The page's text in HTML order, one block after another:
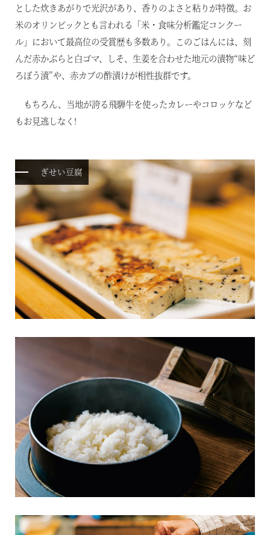
体験＆イベントガイド
イベント・ツアー
体験｜エクスペリエンス
SAVE HARVEST PROJECT
最新のお知らせ
施設情報
宿泊プラン一覧
レストランメニュー
VIALAシリーズ
RESERVEシリーズ
東急ハーヴェストクラブとは
利用料金
宿泊制限 / 特定期間
ハーヴェストポイント
ご友人のご紹介
宿泊ギフト券｜HARVEST GIFT TICKET
法人会員ご担当者様へ
天城高原
伊東
浜名湖
甲信エリア
山中湖マウント富士
旧軽井沢 / 旧軽井沢アネックス
軽井沢
蓼科
蓼科アネックス
蓼科リゾート
関西エリア
VIALAシリーズ
VIALA鬼怒川渓翠
VIALA箱根翡翠
VIALA箱根湖悠
VIALA annex熱海伊豆山
とした炊きあがりで光沢があり、香りのよさと粘りが特徴。お
米のオリンピックとも言われる「米・食味分析鑑定コンクー
ル」において最高位の受賞歴も多数あり。このごはんには、刻
んだ赤かぶらと白ゴマ、しそ、生姜を合わせた地元の漬物“味ど
ろぼう漬”や、赤カブの酢漬けが相性抜群です。
もちろん、当地が誇る飛騨牛を使ったカレーやコロッケなど
もお見逃しなく!
ぎせい豆腐
空室状況のご確認はこちら
オンライン予約はこちら
※ご利用には「 My Harvest 」へのログインが必要です
お電話でのご予約はこちら
法人予約（代行）はこちら